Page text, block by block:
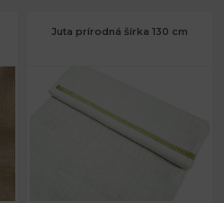
Juta prírodná šírka 130 cm